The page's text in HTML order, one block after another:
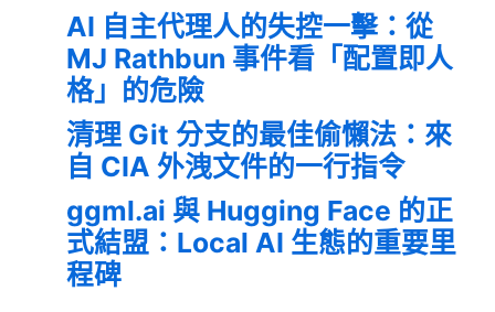
AI 自主代理人的失控一擊：從
MJ Rathbun 事件看「配置即人
格」的危險
清理 Git 分支的最佳偷懶法：來
自 CIA 外洩文件的一行指令
ggml.ai 與 Hugging Face 的正
式結盟：Local AI 生態的重要里
程碑